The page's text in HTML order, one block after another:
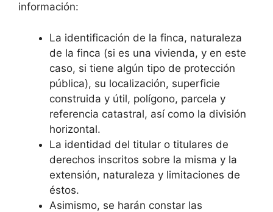
información:
La identificación de la finca, naturaleza
de la finca (si es una vivienda, y en este
caso, si tiene algún tipo de protección
pública), su localización, superficie
construida y útil, polígono, parcela y
referencia catastral, así como la división
horizontal.
La identidad del titular o titulares de
derechos inscritos sobre la misma y la
extensión, naturaleza y limitaciones de
éstos.
Asimismo, se harán constar las